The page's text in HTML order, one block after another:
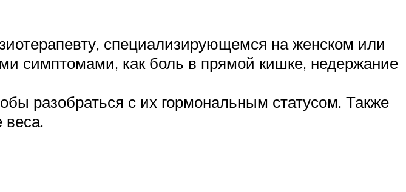
специализирующемся на женском или
симптомами, как боль в прямой кишке, недержание
разобраться с их гормональным статусом. Также
веса.